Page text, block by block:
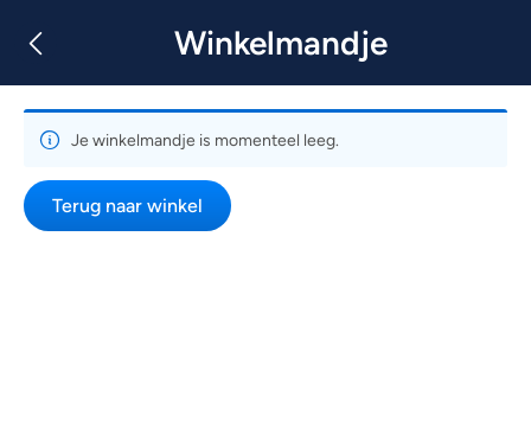
Winkelmandje
Je winkelmandje is momenteel leeg.
Terug naar winkel